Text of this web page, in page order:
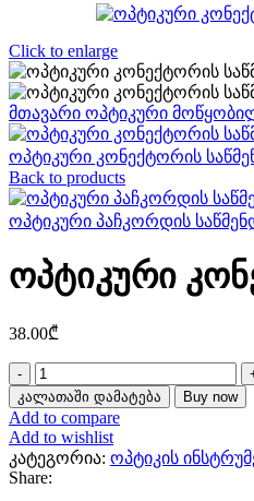
Click to enlarge
მთავარი ოპტიკური
ოპტიკური კონექტორის
Back to products
ოპტიკური პაჩკორდის
ოპტიკური
38.00₾
რაოდენობა:
ოპტიკური
კონექტორის
საწმენდი
LC
კალათაში დამატება Buy now
Add to compare
Add to wishlist
კატეგორია: ოპტიკის
Share: